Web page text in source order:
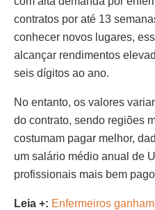
contratos por até 13
conhecer novos lugares,
alcançar rendimentos
seis dígitos ao ano.
No entanto, os valores
do contrato, sendo regiões
costumam pagar melhor,
um salário médio anual de
profissionais mais bem
Leia +: Enfermeiros